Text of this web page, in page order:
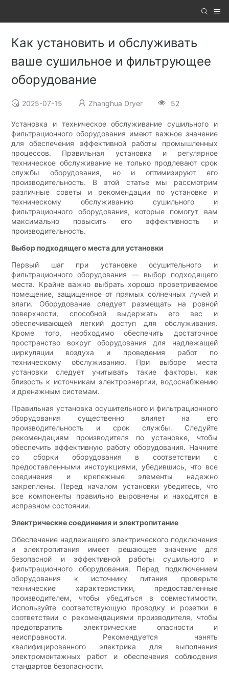
Как установить и обслуживать
ваше сушильное и фильтрующее
оборудование
2025-07-15 Zhanghua Dryer 52
Установка и техническое обслуживание сушильного и
фильтрационного оборудования имеют важное значение
для обеспечения эффективной работы промышленных
процессов. Правильная установка и регулярное
техническое обслуживание не только продлевают срок
службы оборудования, но и оптимизируют его
производительность. В этой статье мы рассмотрим
различные советы и рекомендации по установке и
техническому обслуживанию сушильного и
фильтрационного оборудования, которые помогут вам
максимально повысить его эффективность и
производительность.
Выбор подходящего места для установки
Первый шаг при установке осушительного и
фильтрационного оборудования — выбор подходящего
места. Крайне важно выбрать хорошо проветриваемое
помещение, защищенное от прямых солнечных лучей и
влаги. Оборудование следует размещать на ровной
поверхности, способной выдержать его вес и
обеспечивающей легкий доступ для обслуживания.
Кроме того, необходимо обеспечить достаточное
пространство вокруг оборудования для надлежащей
циркуляции воздуха и проведения работ по
техническому обслуживанию. При выборе места
установки следует учитывать такие факторы, как
близость к источникам электроэнергии, водоснабжению
и дренажным системам.
Правильная установка осушительного и фильтрационного
оборудования существенно влияет на его
производительность и срок службы. Следуйте
рекомендациям производителя по установке, чтобы
обеспечить эффективную работу оборудования. Начните
со сборки оборудования в соответствии с
предоставленными инструкциями, убедившись, что все
соединения и крепежные элементы надежно
закреплены. Перед началом установки убедитесь, что
все компоненты правильно выровнены и находятся в
исправном состоянии.
Электрические соединения и электропитание
Обеспечение надлежащего электрического подключения
и электропитания имеет решающее значение для
безопасной и эффективной работы сушильного и
фильтрационного оборудования. Перед подключением
оборудования к источнику питания проверьте
технические характеристики, предоставленные
производителем, чтобы убедиться в совместимости.
Используйте соответствующую проводку и розетки в
соответствии с рекомендациями производителя, чтобы
предотвратить электрические опасности и
неисправности. Рекомендуется нанять
квалифицированного электрика для выполнения
электромонтажных работ и обеспечения соблюдения
стандартов безопасности.